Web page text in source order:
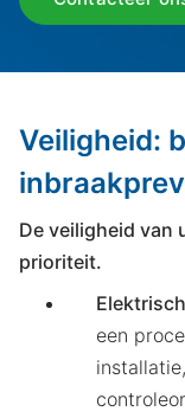
Veiligheid:
De veiligheid van
prioriteit.
een